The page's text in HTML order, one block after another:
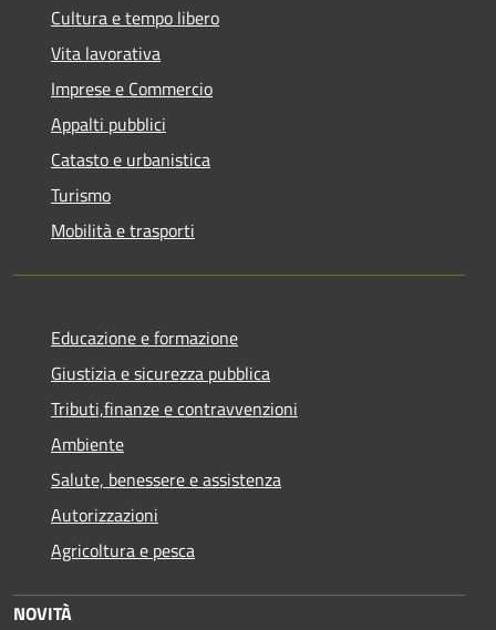
Cultura e tempo libero
Vita lavorativa
Imprese e Commercio
Appalti pubblici
Catasto e urbanistica
Turismo
Mobilità e trasporti
Educazione e formazione
Giustizia e sicurezza pubblica
Tributi,finanze e contravvenzioni
Ambiente
Salute, benessere e assistenza
Autorizzazioni
Agricoltura e pesca
NOVITÀ